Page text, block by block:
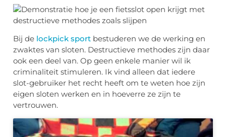
Bij de lockpick sport bestuderen we de werking en
zwaktes van sloten. Destructieve methodes zijn daar
ook een deel van. Op geen enkele manier wil ik
criminaliteit stimuleren. Ik vind alleen dat iedere
slot-gebruiker het recht heeft om te weten hoe zijn
eigen sloten werken en in hoeverre ze zijn te
vertrouwen.